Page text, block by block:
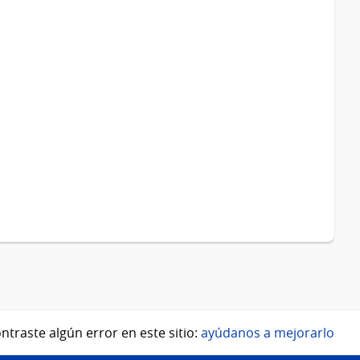
algún error en este sitio: ayúdanos a mejorarlo